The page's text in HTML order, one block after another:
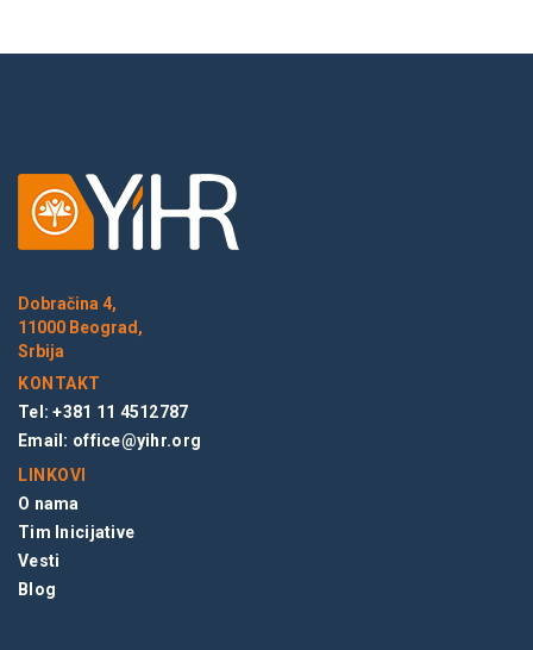
Dobračina 4,
11000 Beograd,
Srbija
KONTAKT
Tel: +381 11 4512787
Email: office@yihr.org
LINKOVI
O nama
Tim Inicijative
Vesti
Blog